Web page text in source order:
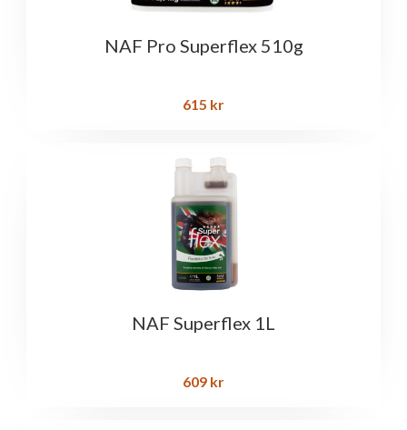
NAF Pro Superflex 510g
615 kr
NAF Superflex 1L
609 kr